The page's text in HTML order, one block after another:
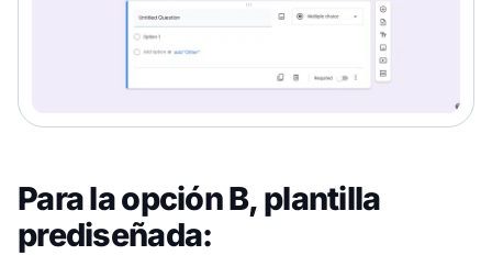
Para la opción B, plantilla
prediseñada: